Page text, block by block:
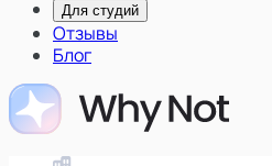
Для студий
Отзывы
Блог